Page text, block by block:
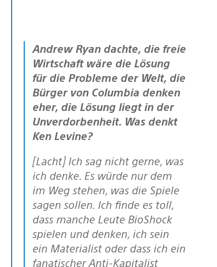
Andrew Ryan dachte, die freie
Wirtschaft wäre die Lösung
für die Probleme der Welt, die
Bürger von Columbia denken
eher, die Lösung liegt in der
Unverdorbenheit. Was denkt
Ken Levine?
[Lacht] Ich sag nicht gerne, was
ich denke. Es würde nur dem
im Weg stehen, was die Spiele
sagen sollen. Ich finde es toll,
dass manche Leute BioShock
spielen und denken, ich sein
ein Materialist oder dass ich ein
fanatischer Anti-Kapitalist